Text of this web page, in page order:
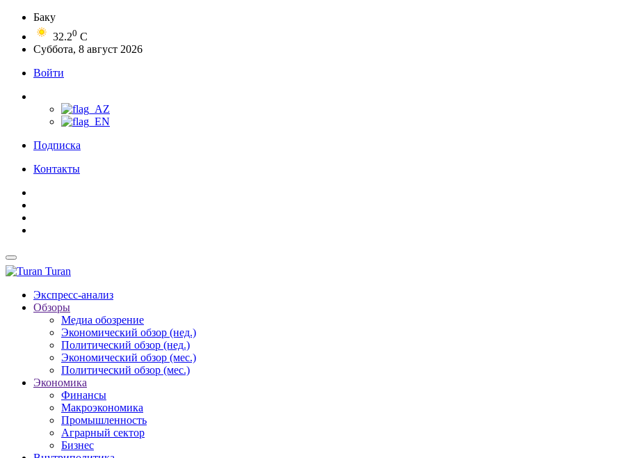
Баку
32.20 C
Суббота, 8 август 2026
Войти
Подписка
Контакты
Turan
Экспресс-анализ
Обзоры
Медиа обозрение
Экономический обзор (нед.)
Политический обзор (нед.)
Экономический обзор (мес.)
Политический обзор (мес.)
Экономика
Финансы
Макроэкономика
Промышленность
Аграрный сектор
Бизнес